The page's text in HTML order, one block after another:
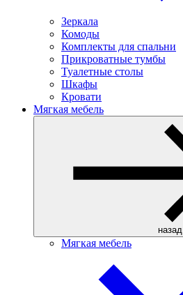
Зеркала
Комоды
Комплекты для спальни
Прикроватные тумбы
Туалетные столы
Шкафы
Кровати
Мягкая мебель
назад
Мягкая мебель